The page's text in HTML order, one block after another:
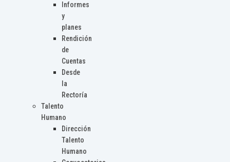
Informes
y
planes
Rendición
de
Cuentas
Desde
la
Rectoría
Talento
Humano
Dirección
Talento
Humano